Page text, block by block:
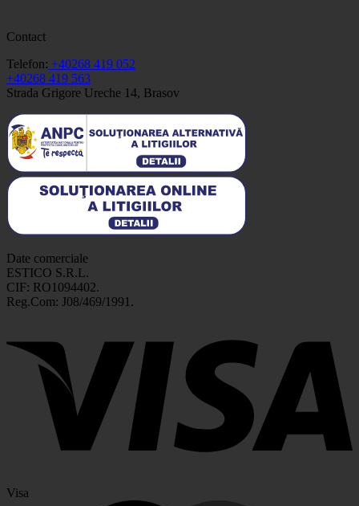
Contact
Telefon: +40268 419 052
+40268 419 563
Strada Grigore Ureche 14, Brasov
Date comerciale
ESTICO S.R.L.
CIF: RO1094402.
Reg.Com: J08/469/1991.
Visa